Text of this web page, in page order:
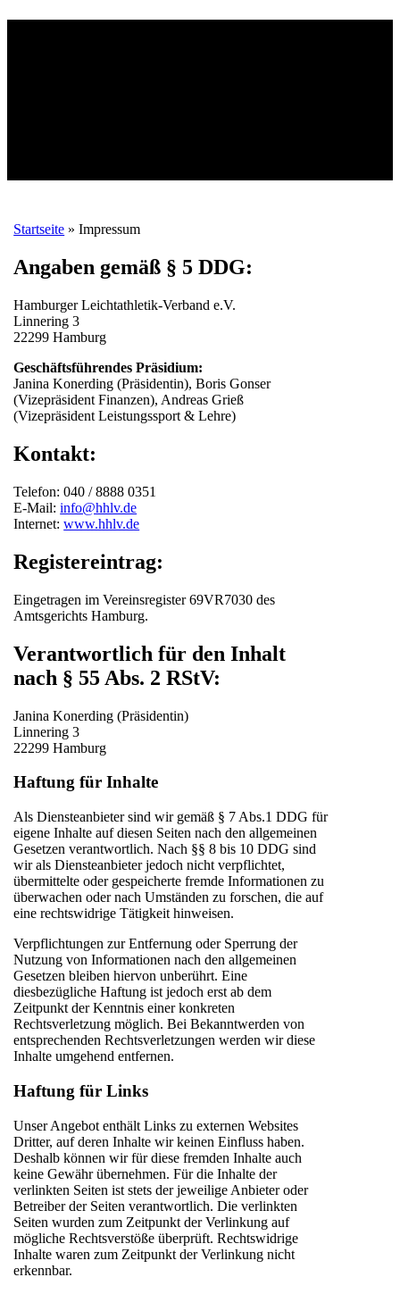
Search
Startseite »Impressum
Angaben gemäß § 5 DDG:
Hamburger Leichtathletik-Verband e.V.
Linnering 3
22299 Hamburg
Geschäftsführendes Präsidium:
Janina Konerding (Präsidentin), Boris Gonser
(Vizepräsident Finanzen), Andreas Grieß
(Vizepräsident Leistungssport & Lehre)
Kontakt:
Telefon: 040 / 8888 0351
E-Mail:info@hhlv.de
Internet:www.hhlv.de
Registereintrag:
Eingetragen im Vereinsregister 69VR7030 des
Amtsgerichts Hamburg.
Verantwortlich für den Inhalt
nach § 55 Abs. 2 RStV:
Janina Konerding (Präsidentin)
Linnering 3
22299 Hamburg
Haftung für Inhalte
Als Diensteanbieter sind wir gemäß § 7 Abs.1 DDG für
eigene Inhalte auf diesen Seiten nach den allgemeinen
Gesetzen verantwortlich. Nach §§ 8 bis 10 DDG sind
wir als Diensteanbieter jedoch nicht verpflichtet,
übermittelte oder gespeicherte fremde Informationen zu
überwachen oder nach Umständen zu forschen, die auf
eine rechtswidrige Tätigkeit hinweisen.
Verpflichtungen zur Entfernung oder Sperrung der
Nutzung von Informationen nach den allgemeinen
Gesetzen bleiben hiervon unberührt. Eine
diesbezügliche Haftung ist jedoch erst ab dem
Zeitpunkt der Kenntnis einer konkreten
Rechtsverletzung möglich. Bei Bekanntwerden von
entsprechenden Rechtsverletzungen werden wir diese
Inhalte umgehend entfernen.
Haftung für Links
Unser Angebot enthält Links zu externen Websites
Dritter, auf deren Inhalte wir keinen Einfluss haben.
Deshalb können wir für diese fremden Inhalte auch
keine Gewähr übernehmen. Für die Inhalte der
verlinkten Seiten ist stets der jeweilige Anbieter oder
Betreiber der Seiten verantwortlich. Die verlinkten
Seiten wurden zum Zeitpunkt der Verlinkung auf
mögliche Rechtsverstöße überprüft. Rechtswidrige
Inhalte waren zum Zeitpunkt der Verlinkung nicht
erkennbar.